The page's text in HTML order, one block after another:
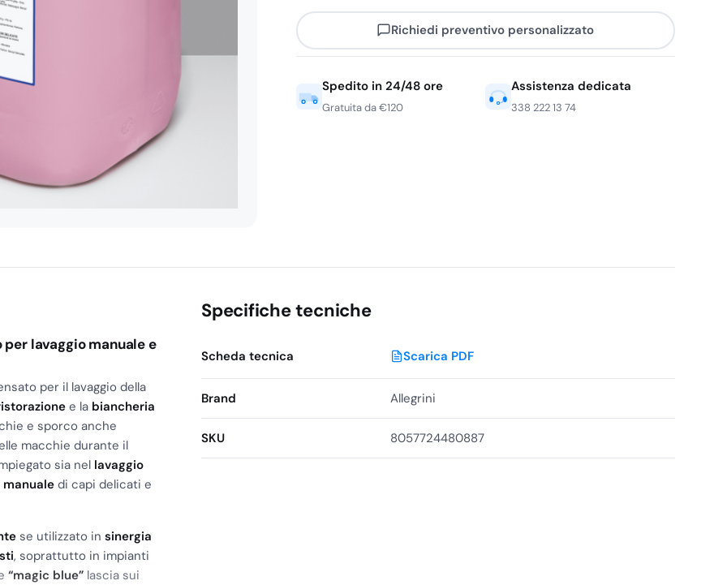
Lav
Detergente
Tensioattivo
per
Richiedi preventivo personalizzato
Spedito in 24/48 ore
Gratuita da €120
Assistenza dedicata
338 222 13 74
lavaggio manuale e
per il lavaggio della
e la biancheria
e sporco anche
macchie durante il
sia nel lavaggio
manuale di capi delicati e
se utilizzato in sinergia
, soprattutto in impianti
“magic blue” lascia sui
Specifiche tecniche
Scheda tecnica Scarica PDF
Brand Allegrini
SKU 8057724480887